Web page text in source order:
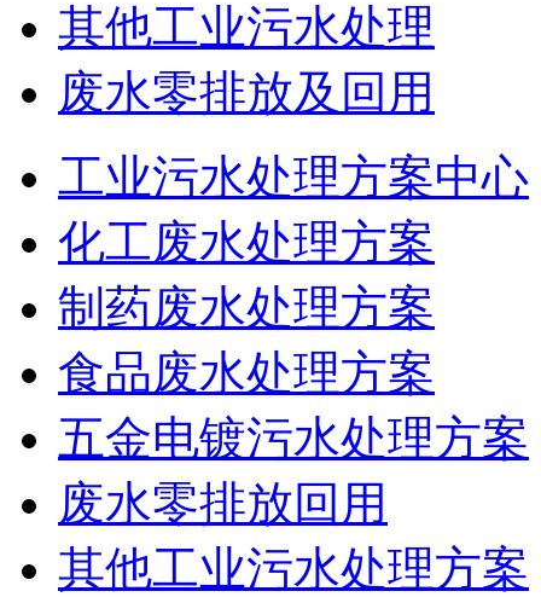
其他工业污水处理
废水零排放及回用
工业污水处理方案中心
化工废水处理方案
制药废水处理方案
食品废水处理方案
五金电镀污水处理方案
废水零排放回用
其他工业污水处理方案